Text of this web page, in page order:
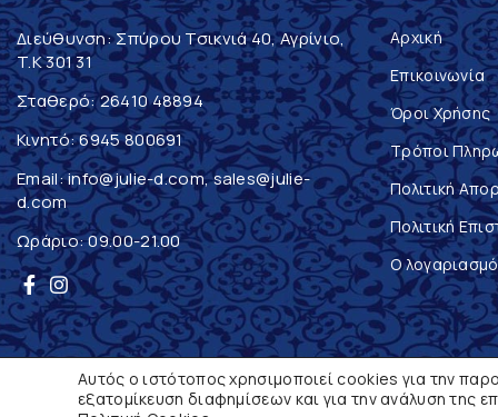
Διεύθυνση: Σπύρου Τσικνιά 40, Αγρίνιο,
T.K 301 31
Σταθερό:26410 48894
Κινητό:6945 800691
Email:info@julie-d.com,sales@julie-
d.com
Ωράριο: 09.00-21.00
Αρχική
Επικοινωνία
Όροι Χρήσης
Τρόποι
Πολιτική
Πολιτική
Ο
© 2021 Julie D, All Rights Reserved | Powered by
Αυτός ο ιστότοπος χρησιμοποιεί cookies για την
εξατομίκευση διαφημίσεων και για την ανάλυση της